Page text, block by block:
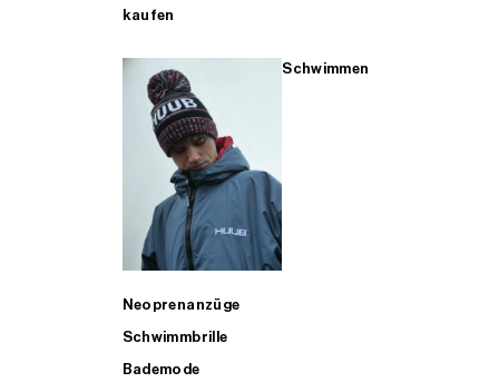
kaufen
Schwimmen
Neoprenanzüge
Schwimmbrille
Bademode